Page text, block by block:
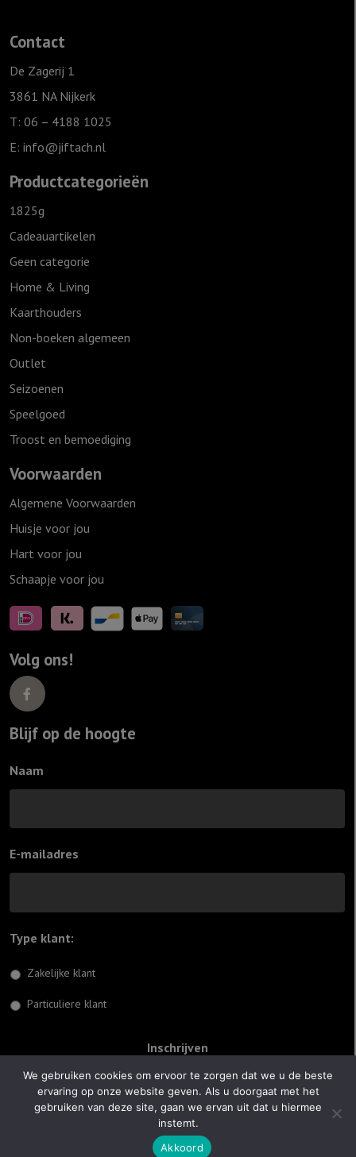
Contact
De Zagerij 1
3861 NA Nijkerk
T: 06 – 4188 1025
E: info@jiftach.nl
Productcategorieën
1825g
Cadeauartikelen
Geen categorie
Home & Living
Kaarthouders
Non-boeken algemeen
Outlet
Seizoenen
Speelgoed
Troost en bemoediging
Voorwaarden
Algemene Voorwaarden
Huisje voor jou
Hart voor jou
Schaapje voor jou
Volg ons!
Blijf op de hoogte
Naam
E-mailadres
Type klant:
Zakelijke klant
Particuliere klant
© 2026 Jiftach
Optimus Websites
We gebruiken cookies om ervoor te zorgen dat we u de beste
ervaring op onze website geven. Als u doorgaat met het
gebruiken van deze site, gaan we ervan uit dat u hiermee
instemt.
Akkoord